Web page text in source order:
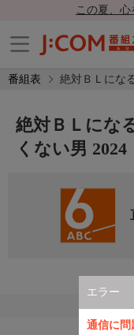
この夏、
番組表 絶対ＢＬにな
エラー
通信に
絶対ＢＬにな
くない男 2024